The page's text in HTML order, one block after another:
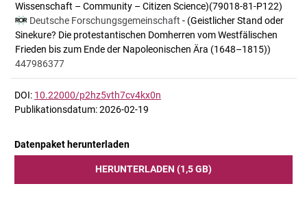
Wissenschaft – Community – Citizen Science)(79018-81-P122)
Deutsche Forschungsgemeinschaft - (Geistlicher Stand oder
Sinekure? Die protestantischen Domherren vom Westfälischen
Frieden bis zum Ende der Napoleonischen Ära (1648–1815))
447986377
DOI: 10.22000/p2hz5vth7cv4kx0n
Publikationsdatum: 2026-02-19
Datenpaket herunterladen
HERUNTERLADEN (1,5 GB)